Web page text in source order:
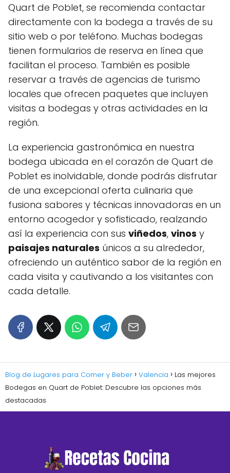
Quart de Poblet, se recomienda contactar
directamente con la bodega a través de su
sitio web o por teléfono. Muchas bodegas
tienen formularios de reserva en línea que
facilitan el proceso. También es posible
reservar a través de agencias de turismo
locales que ofrecen paquetes que incluyen
visitas a bodegas y otras actividades en la
región.
La experiencia gastronómica en nuestra
bodega ubicada en el corazón de Quart de
Poblet es inolvidable, donde podrás disfrutar
de una excepcional oferta culinaria que
fusiona sabores y técnicas innovadoras en un
entorno acogedor y sofisticado, realzando
así la experiencia con sus viñedos, vinos y
paisajes naturales únicos a su alrededor,
ofreciendo un auténtico sabor de la región en
cada visita y cautivando a los visitantes con
cada detalle.
Blog de Lugares para Comer y Beber Valencia
Las mejores
Bodegas en Quart de Poblet: Descubre las opciones más
destacadas